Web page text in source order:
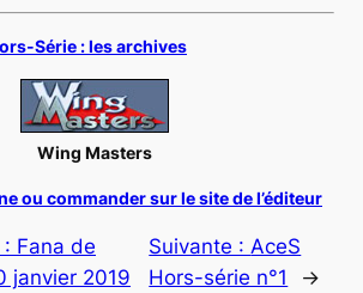
Série : les archives
Wing Masters
ou commander sur le site de l’éditeur
Fana de
janvier 2019
Suivante : AceS
Hors-série n°1
→